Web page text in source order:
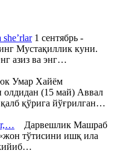
1 сентябрь -
Мустақиллик куни.
азиз ва энг…
Умар Хайём
олдидан (15 май) Аввал
қўрига йўғрилган…
Дарвешлик Машраб
тўтисини ишқ ила